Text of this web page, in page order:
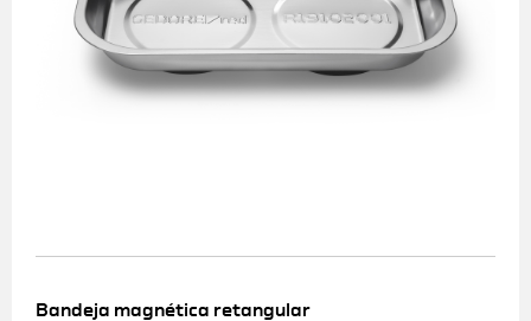
Bandeja magnética retangular